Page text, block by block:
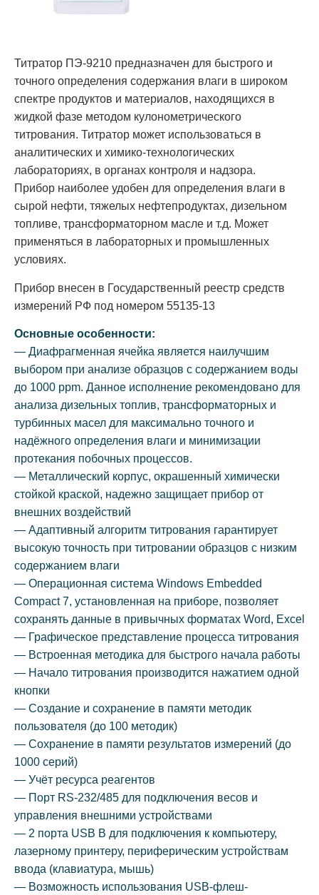
Титратор ПЭ-9210 предназначен для быстрого и
точного определения содержания влаги в широком
спектре продуктов и материалов, находящихся в
жидкой фазе методом кулонометрического
титрования. Титратор может использоваться в
аналитических и химико-технологических
лабораториях, в органах контроля и надзора.
Прибор наиболее удобен для определения влаги в
сырой нефти, тяжелых нефтепродуктах, дизельном
топливе, трансформаторном масле и т.д. Может
применяться в лабораторных и промышленных
условиях.
Прибор внесен в Государственный реестр средств
измерений РФ под номером 55135-13
Основные особенности:
— Диафрагменная ячейка является наилучшим
выбором при анализе образцов с содержанием воды
до 1000 ppm. Данное исполнение рекомендовано для
анализа дизельных топлив, трансформаторных и
турбинных масел для максимально точного и
надёжного определения влаги и минимизации
протекания побочных процессов.
— Металлический корпус, окрашенный химически
стойкой краской, надежно защищает прибор от
внешних воздействий
— Адаптивный алгоритм титрования гарантирует
высокую точность при титровании образцов с низким
содержанием влаги
— Операционная система Windows Embedded
Compact 7, установленная на приборе, позволяет
сохранять данные в привычных форматах Word, Excel
— Графическое представление процесса титрования
— Встроенная методика для быстрого начала работы
— Начало титрования производится нажатием одной
кнопки
— Создание и сохранение в памяти методик
пользователя (до 100 методик)
— Сохранение в памяти результатов измерений (до
1000 серий)
— Учёт ресурса реагентов
— Порт RS-232/485 для подключения весов и
управления внешними устройствами
— 2 порта USB B для подключения к компьютеру,
лазерному принтеру, периферическим устройствам
ввода (клавиатура, мышь)
— Возможность использования USB-флеш-